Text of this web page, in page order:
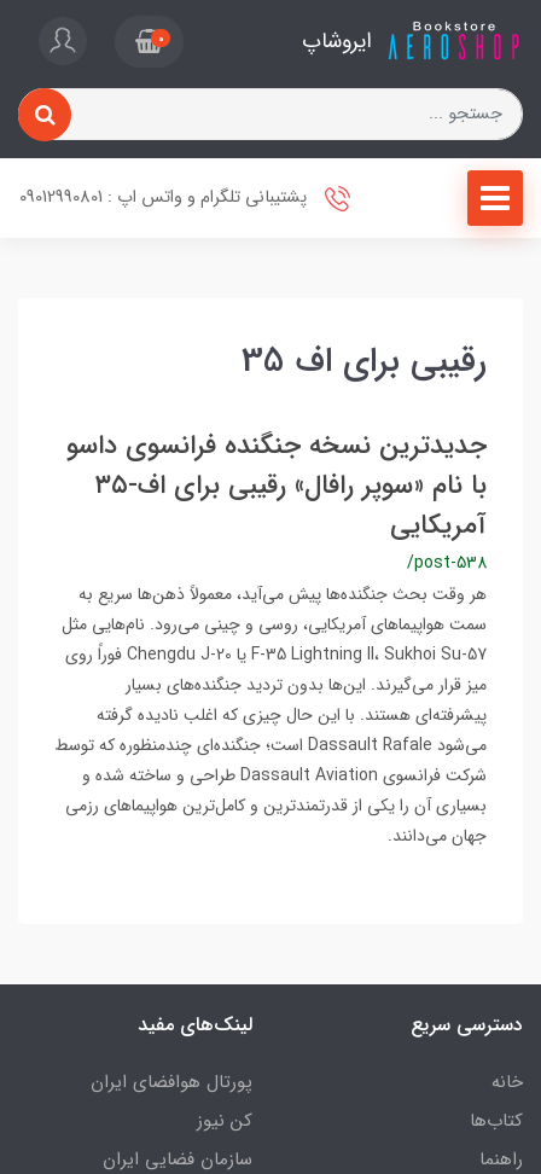
ایروشاپ 0
پشتیبانی تلگرام و واتس اپ : 09012990801
رقیبی برای اف 35
جدیدترین نسخه جنگنده فرانسوی داسو
با نام «سوپر رافال» رقیبی برای اف-۳۵
آمریکایی
/post-538
هر وقت بحث جنگنده‌ها پیش می‌آید، معمولاً ذهن‌ها سریع به
سمت هواپیماهای آمریکایی، روسی و چینی می‌رود. نام‌هایی مثل
F-35 Lightning II، Sukhoi Su-57 یا Chengdu J-20 فوراً روی
میز قرار می‌گیرند. این‌ها بدون تردید جنگنده‌های بسیار
پیشرفته‌ای هستند. با این حال چیزی که اغلب نادیده گرفته
می‌شود Dassault Rafale است؛ جنگنده‌ای چندمنظوره که توسط
شرکت فرانسوی Dassault Aviation طراحی و ساخته شده و
بسیاری آن را یکی از قدرتمندترین و کامل‌ترین هواپیماهای رزمی
جهان می‌دانند.
دسترسی سریع
خانه
کتاب‌ها
راهنما
لینک‌های مفید
پورتال هوافضای ایران
کن نیوز
سازمان فضایی ایران